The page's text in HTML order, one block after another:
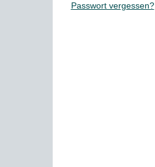
Passwort vergessen?